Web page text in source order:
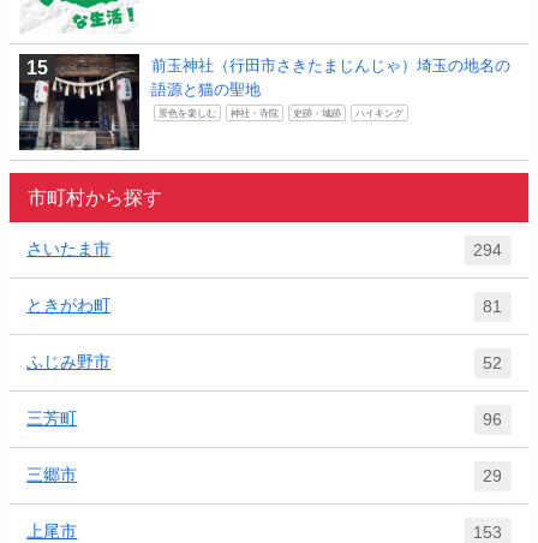
前玉神社（行田市さきたまじんじゃ）埼玉の地名の
語源と猫の聖地
景色を楽しむ 神社・寺院 史跡・城跡 ハイキング
市町村から探す
さいたま市 294
ときがわ町 81
ふじみ野市 52
三芳町 96
三郷市 29
上尾市 153